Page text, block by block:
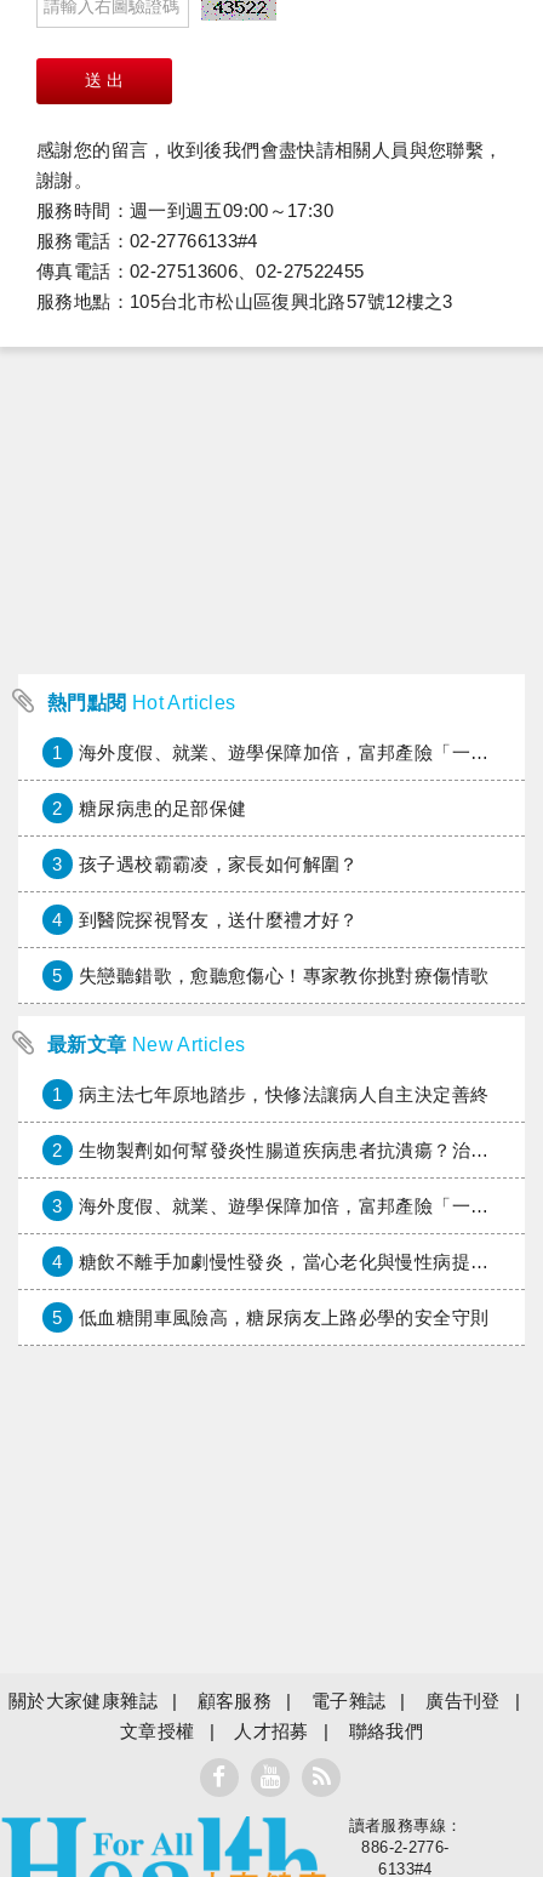
感謝您的留言，收到後我們會盡快請相關人員與您聯繫，
謝謝。
服務時間：週一到週五09:00～17:30
服務電話：02-27766133#4
傳真電話：02-27513606、02-27522455
服務地點：105台北市松山區復興北路57號12樓之3
熱門點閱 Hot Articles
1 海外度假、就業、遊學保障加倍，富邦產險「一期逐夢」專案加碼遠距醫療與緊急救援
2 糖尿病患的足部保健
3 孩子遇校霸霸凌，家長如何解圍？
4 到醫院探視腎友，送什麼禮才好？
5 失戀聽錯歌，愈聽愈傷心！專家教你挑對療傷情歌
最新文章 New Articles
1 病主法七年原地踏步，快修法讓病人自主決定善終
2 生物製劑如何幫發炎性腸道疾病患者抗潰瘍？治療進展與健保給付困境一次看
3 海外度假、就業、遊學保障加倍，富邦產險「一期逐夢」專案加碼遠距醫療與緊急救援
4 糖飲不離手加劇慢性發炎，當心老化與慢性病提早報到
5 低血糖開車風險高，糖尿病友上路必學的安全守則
關於大家健康雜誌 顧客服務 電子雜誌
廣告刊登
文章授權
人才招募 聯絡我們
大家健康
讀者服務專線：
886-2-2776-
6133#4